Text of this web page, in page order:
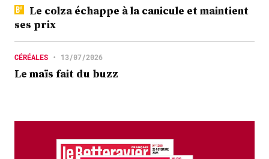
Le colza échappe à la canicule et maintient
ses prix
CÉRÉALES • 13/07/2026
Le maïs fait du buzz